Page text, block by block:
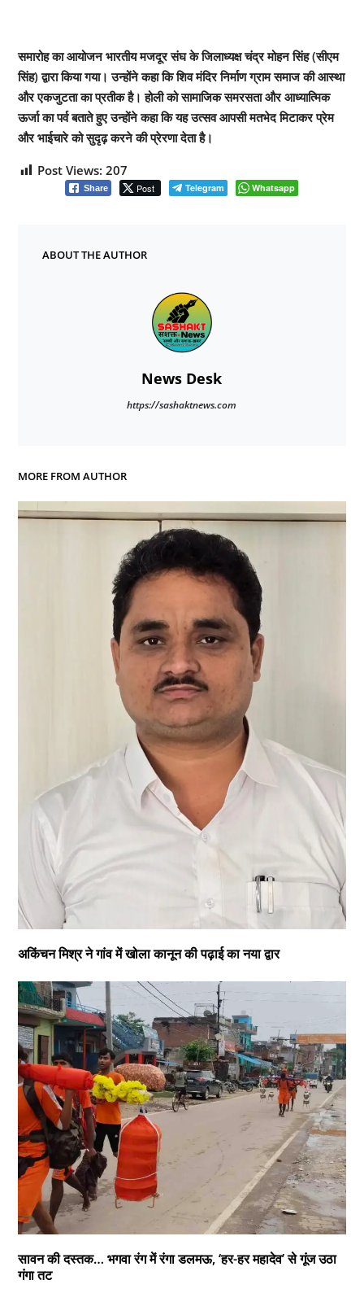
समारोह का आयोजन भारतीय मजदूर संघ के जिलाध्यक्ष चंद्र मोहन सिंह (सीएम
सिंह) द्वारा किया गया। उन्होंने कहा कि शिव मंदिर निर्माण ग्राम समाज की आस्था
और एकजुटता का प्रतीक है। होली को सामाजिक समरसता और आध्यात्मिक
ऊर्जा का पर्व बताते हुए उन्होंने कहा कि यह उत्सव आपसी मतभेद मिटाकर प्रेम
और भाईचारे को सुदृढ़ करने की प्रेरणा देता है।
Post Views: 207
Share Post Telegram Whatsapp
ABOUT THE AUTHOR
News Desk
https://sashaktnews.com
MORE FROM AUTHOR
अकिंचन मिश्र ने गांव में खोला कानून की पढ़ाई का नया द्वार
सावन की दस्तक… भगवा रंग में रंगा डलमऊ, ‘हर-हर महादेव’ से गूंज उठा
गंगा तट